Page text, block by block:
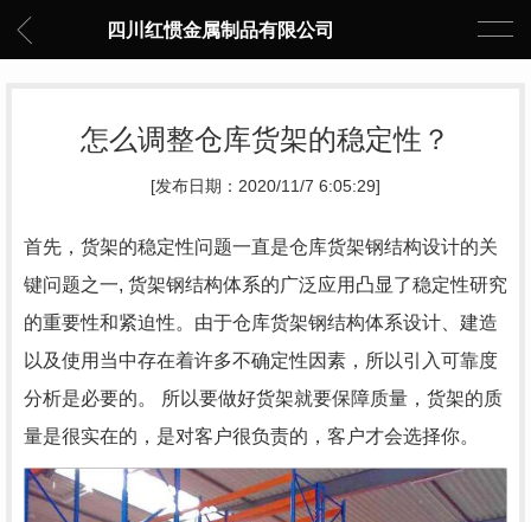
四川红惯金属制品有限公司
怎么调整仓库货架的稳定性？
[发布日期：2020/11/7 6:05:29]
首先，货架的稳定性问题一直是仓库货架钢结构设计的关
键问题之一, 货架钢结构体系的广泛应用凸显了稳定性研究
的重要性和紧迫性。由于仓库货架钢结构体系设计、建造
以及使用当中存在着许多不确定性因素，所以引入可靠度
分析是必要的。 所以要做好货架就要保障质量，货架的质
量是很实在的，是对客户很负责的，客户才会选择你。